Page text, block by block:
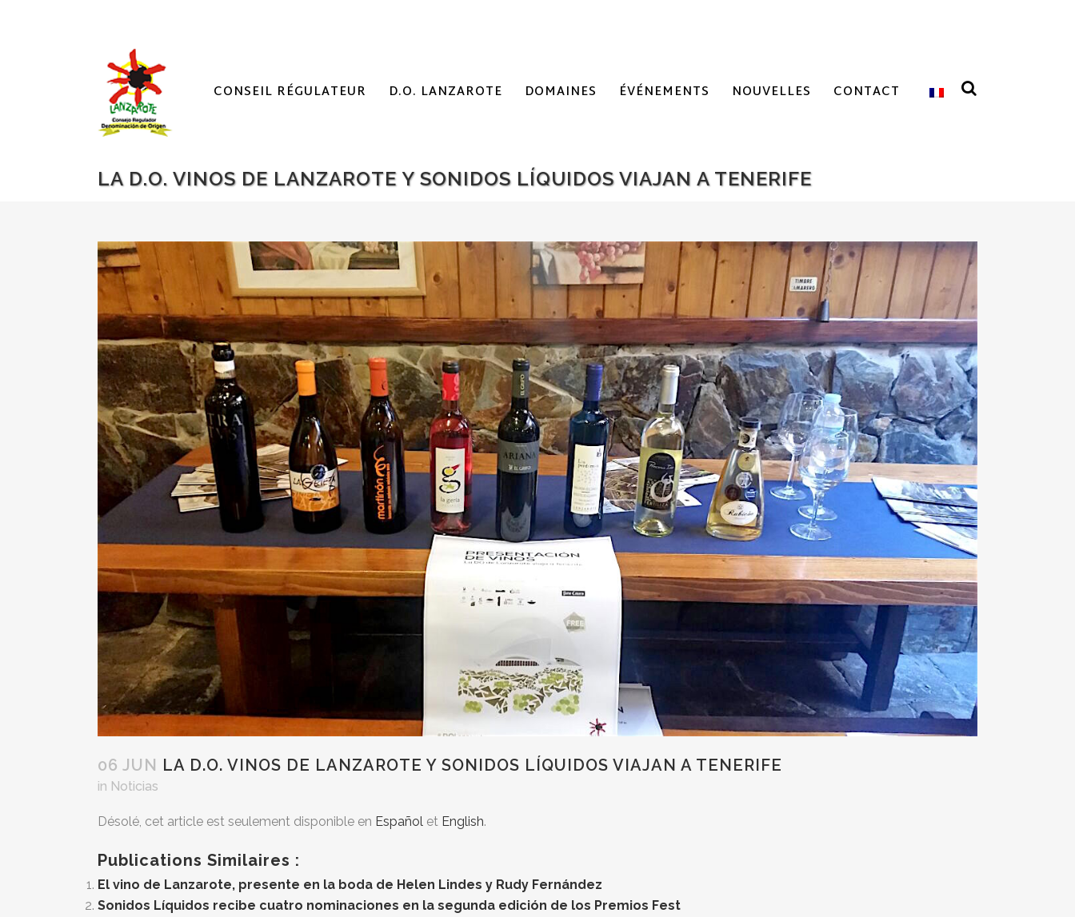
CONSEIL RÉGULATEUR D.O. LANZAROTE DOMAINES ÉVÉNEMENTS NOUVELLES CONTACT
LA D.O. VINOS DE LANZAROTE Y SONIDOS LÍQUIDOS VIAJAN A TENERIFE
06 JUN LA D.O. VINOS DE LANZAROTE Y SONIDOS LÍQUIDOS VIAJAN A TENERIFE
in Noticias
Désolé, cet article est seulement disponible en Español et English.
Publications Similaires :
El vino de Lanzarote, presente en la boda de Helen Lindes y Rudy Fernández
Sonidos Líquidos recibe cuatro nominaciones en la segunda edición de los Premios Fest